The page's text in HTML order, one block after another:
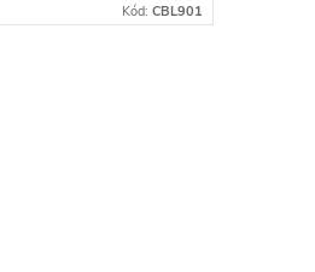
Kód: CBL901